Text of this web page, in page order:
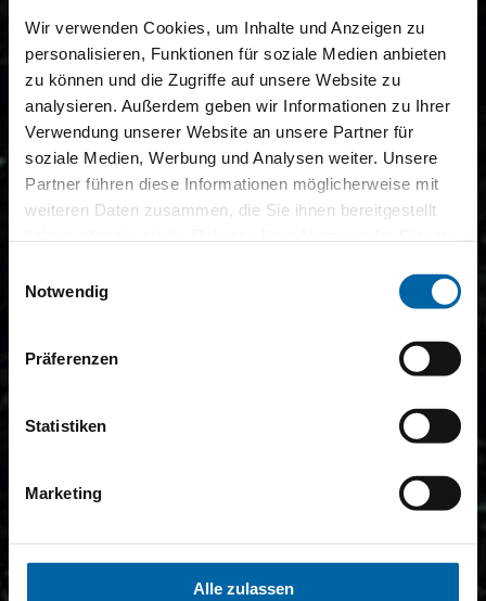
Wir verwenden Cookies, um Inhalte und Anzeigen zu
personalisieren, Funktionen für soziale Medien anbieten
zu können und die Zugriffe auf unsere Website zu
analysieren. Außerdem geben wir Informationen zu Ihrer
Verwendung unserer Website an unsere Partner für
soziale Medien, Werbung und Analysen weiter. Unsere
Partner führen diese Informationen möglicherweise mit
weiteren Daten zusammen, die Sie ihnen bereitgestellt
Notwendig
Präferenzen
Statistiken
Marketing
Alle zulassen